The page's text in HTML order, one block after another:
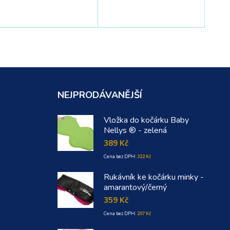
NEJPRODÁVANĚJŠÍ
Vložka do kočárku Baby
Nellys ® - zelená
389 Kč
Cena bez DPH:322Kč
Rukávník ke kočárku minky -
amarantový/černý
359 Kč
Cena bez DPH: 297 Kč